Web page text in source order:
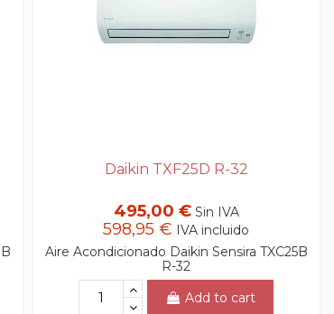
Daikin TXF25D R-32
495,00 € Sin IVA
598,95 € IVA incluido
Aire Acondicionado Daikin Sensira TXC25B
R-32
Add to cart